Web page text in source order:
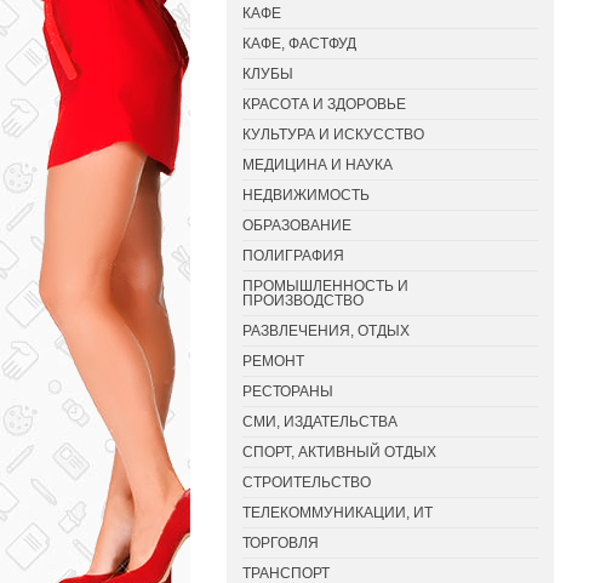
КАФЕ
КАФЕ, ФАСТФУД
КЛУБЫ
КРАСОТА И ЗДОРОВЬЕ
КУЛЬТУРА И ИСКУССТВО
МЕДИЦИНА И НАУКА
НЕДВИЖИМОСТЬ
ОБРАЗОВАНИЕ
ПОЛИГРАФИЯ
ПРОМЫШЛЕННОСТЬ И
ПРОИЗВОДСТВО
РАЗВЛЕЧЕНИЯ, ОТДЫХ
РЕМОНТ
РЕСТОРАНЫ
СМИ, ИЗДАТЕЛЬСТВА
СПОРТ, АКТИВНЫЙ ОТДЫХ
СТРОИТЕЛЬСТВО
ТЕЛЕКОММУНИКАЦИИ, ИТ
ТОРГОВЛЯ
ТРАНСПОРТ